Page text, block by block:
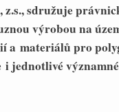
sdružuje
výrobou na
a materiálů pro
jednotlivé